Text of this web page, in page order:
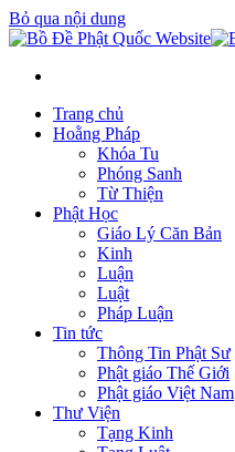
Bỏ qua nội dung
Trang chủ
Hoằng Pháp
Khóa Tu
Phóng Sanh
Từ Thiện
Phật Học
Giáo Lý Căn Bản
Kinh
Luận
Luật
Pháp Luận
Tin tức
Thông Tin Phật Sư
Phật giáo Thế Giới
Phật giáo Việt Nam
Thư Viện
Tạng Kinh